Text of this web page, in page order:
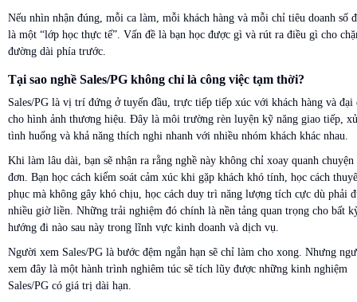
Nếu nhìn nhận đúng, mỗi ca làm, mỗi khách hàng và mỗi chỉ tiêu doanh số
là một “lớp học thực tế”. Vấn đề là bạn học được gì và rút ra điều gì cho
đường dài phía trước.
Tại sao nghề Sales/PG không chỉ là công việc tạm thời?
Sales/PG là vị trí đứng ở tuyến đầu, trực tiếp tiếp xúc với khách hàng và đại
cho hình ảnh thương hiệu. Đây là môi trường rèn luyện kỹ năng giao tiếp,
tình huống và khả năng thích nghi nhanh với nhiều nhóm khách khác nhau.
Khi làm lâu dài, bạn sẽ nhận ra rằng nghề này không chỉ xoay quanh chuyện
đơn. Bạn học cách kiểm soát cảm xúc khi gặp khách khó tính, học cách
phục mà không gây khó chịu, học cách duy trì năng lượng tích cực dù phải
nhiều giờ liền. Những trải nghiệm đó chính là nền tảng quan trọng cho bất
hướng đi nào sau này trong lĩnh vực kinh doanh và dịch vụ.
Người xem Sales/PG là bước đệm ngắn hạn sẽ chỉ làm cho xong. Nhưng
xem đây là một hành trình nghiêm túc sẽ tích lũy được những kinh nghiệm
Sales/PG có giá trị dài hạn.